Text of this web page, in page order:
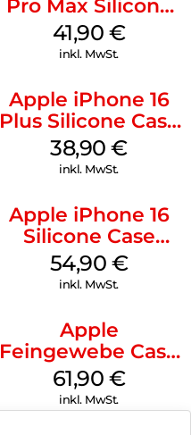
Pro Max Silicone
Case MagSafe
Ultramarine
41,90 €
inkl. MwSt.
Apple iPhone 16
Plus Silicone Case
MagSafe Denim
38,90€
inkl. MwSt.
Apple iPhone 16
Silicone Case
MagSafe Black
54,90 €
inkl. MwSt.
Apple
Feingewebe Case
iPhone 15 Pro
MagSafe Schwarz
61,90 €
inkl. MwSt.